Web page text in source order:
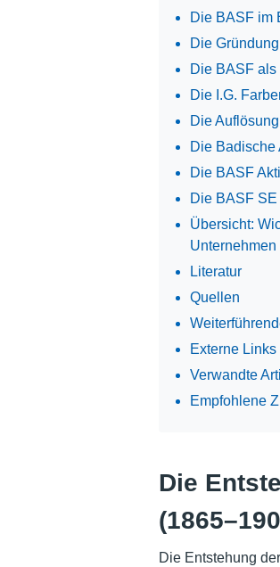
Die BASF im
Die
Die BASF
Die I.G.
Die
Die Badische
Die BASF
Die BASF
Übersicht:
Unternehmen
Literatur
Quellen
Externe Links
Verwandte
Empfohlene
Die
Die Entstehung